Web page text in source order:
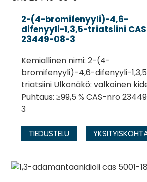
2-(4-bromifenyyli)-4,6-
difenyyli-1,3,5-triatsiini CAS
23449-08-3
Kemiallinen nimi: 2-(4-
bromifenyyli)-4,6-difenyyli-
triatsiini Ulkonäkö: valkoinen
Puhtaus: ≥99,5 % CAS-nro
3
TIEDUSTELU